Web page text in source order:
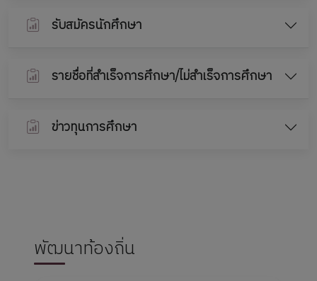
รับสมัครนักศึกษา
รายชื่อที่สำเร็จการศึกษา/ไม่สำเร็จการศึกษา
ข่าวทุนการศึกษา
พัฒนาท้องถิ่น